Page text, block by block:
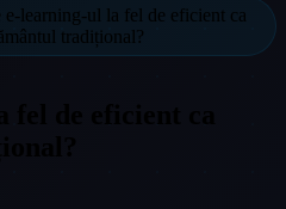
e-learning-ul la fel de eficient ca
tradițional?